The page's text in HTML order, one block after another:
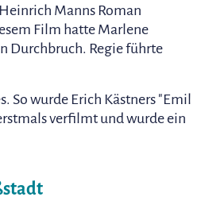
Manns Roman
Film hatte Marlene
Durchbruch. Regie führte
So wurde Erich Kästners "Emil
verfilmt und wurde ein